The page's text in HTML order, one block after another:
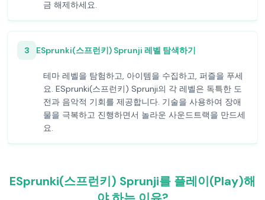
금 해제하세요.
3 ESprunki(스프런키) Sprunji 레벨 탐색하기
테마 레벨을 탐험하고, 아이템을 수집하고, 퍼즐을 푸세
요. ESprunki(스프런키) Sprunji의 각 레벨은 독특한 도
전과 음악적 기회를 제공합니다. 기술을 사용하여 장애
물을 극복하고 진행하면서 놀라운 사운드트랙을 만드세
요.
ESprunki(스프런키) Sprunji를 플레이(Play)해